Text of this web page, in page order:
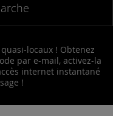
locaux ! Obtenez
par e-mail, activez-la
internet instantané
!